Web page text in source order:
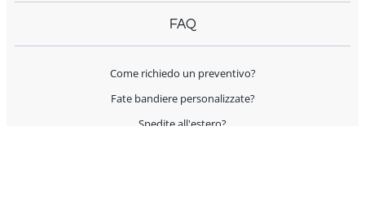
FAQ
Come richiedo un preventivo?
Fate bandiere personalizzate?
Spedite all'estero?